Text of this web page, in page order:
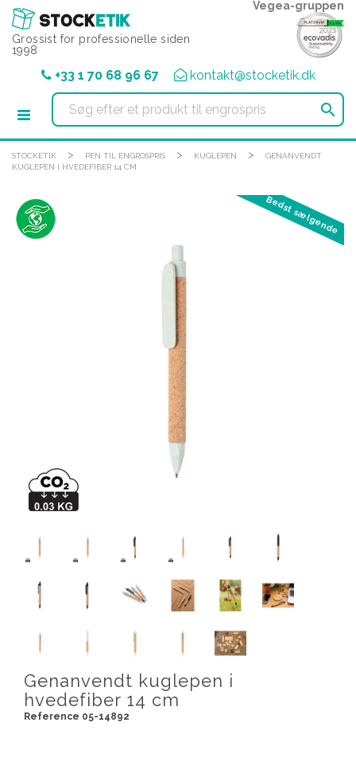
Grossist for professionelle siden
1998
Vegea-gruppen
+33 1 70 68 96 67 kontakt@stocketik.dk

STOCKETIK > PEN TIL ENGROSPRIS > KUGLEPEN >
GENANVENDT
KUGLEPEN I HVEDEFIBER 14 CM
Bedst sælgende
Genanvendt kuglepen i
hvedefiber 14 cm
Reference 05-14892
CCookie-styringspanel